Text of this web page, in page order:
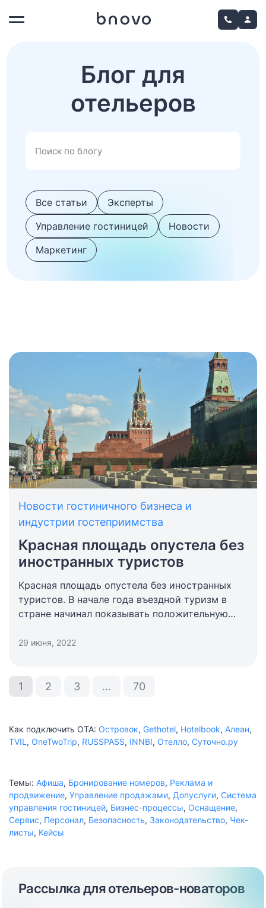
Блог для
отельеров
Все статьи
Эксперты
Управление гостиницей
Новости
Маркетинг
Новости гостиничного бизнеса и
индустрии гостеприимства
Красная площадь опустела без
иностранных туристов
Красная площадь опустела без иностранных
туристов. В начале года въездной туризм в
стране начинал показывать положительную
Однако, уже во втором квартале 2022 года
интуристов более чем на 95%. Такой скачок
спровоцировали санкционные меры и их
29 июня, 2022
1 2 3 … 70
Как подключить ОТА: Островок, Gethotel, Hotelbook, Алеан,
TVIL , OneTwoTrip, RUSSPASS, INNBI, Отелло, Суточно.ру
Темы: Афиша, Бронирование номеров, Реклама и
продвижение, Управление продажами, Допуслуги, Система
управления гостиницей, Бизнес-процессы, Оснащение,
Сервис, Персонал, Безопасность, Законодательство, Чек-
листы, Кейсы
Рассылка для отельеров-новаторов